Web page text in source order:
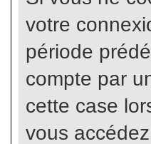
votre
période
compte par
cette case
vous